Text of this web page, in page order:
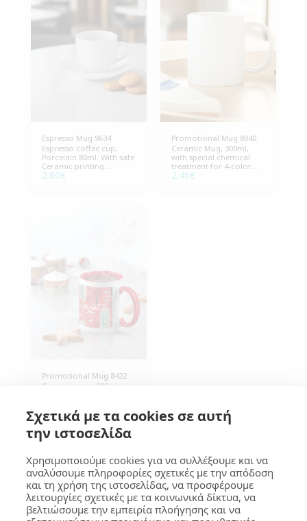
Espresso Mug 9634
Espresso coffee cup,
Porcelain 80ml. With safe
Ceramic printing.
Dimensions 6Øx5cm
2.80€
Promotional Mug 8040
Ceramic Mug, 300ml,
with special chemical
treatment for 4-color
printing. Dimension
2.40€
Promotional Mug 8422
Ceramic mug, 300ml,
8Øx9cm (WxH), Individual
Packaging in a box, 40
pieces.
3.70€
GOUMA Design
Copyright © 2026 All rights reserved
Σχετικά με τα cookies σε αυτή
την ιστοσελίδα
Χρησιμοποιούμε cookies για να συλλέξουμε και να
αναλύσουμε πληροφορίες σχετικές με την απόδοση
και τη χρήση της ιστοσελίδας, να προσφέρουμε
λειτουργίες σχετικές με τα κοινωνικά δίκτυα, να
βελτιώσουμε την εμπειρία πλοήγησης και να